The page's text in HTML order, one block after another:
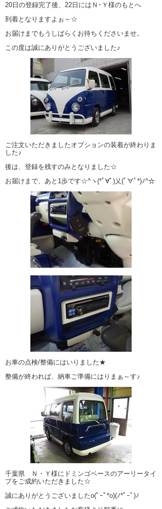
20日の登録完了後、22日にはＮ･Ｙ様のもとへ
到着となりますよぉ～☆
お届けまでもうしばらくお待ちくださいませ。
この度は誠にありがとうございました♪
ご注文いただきましたオプションの装着が終わりま
した♪
後は、登録を残すのみとなりました☆
お届けまで、あと1歩です☆^ヽ(*ﾟ∀ﾟ)乂(ﾟ∀ﾟ*)ﾉ^☆
お車の点検/整備にはいりました★
整備が終われば、納車ご準備にはりまぁ～す♪
千葉県 Ｎ・Ｙ様にドミンゴベースのアーリータイ
プをご成約いただきました☆
誠にありがとうございましたo(ﾟｰﾟ*o)(ﾉ*ﾟｰﾟ)ﾉ